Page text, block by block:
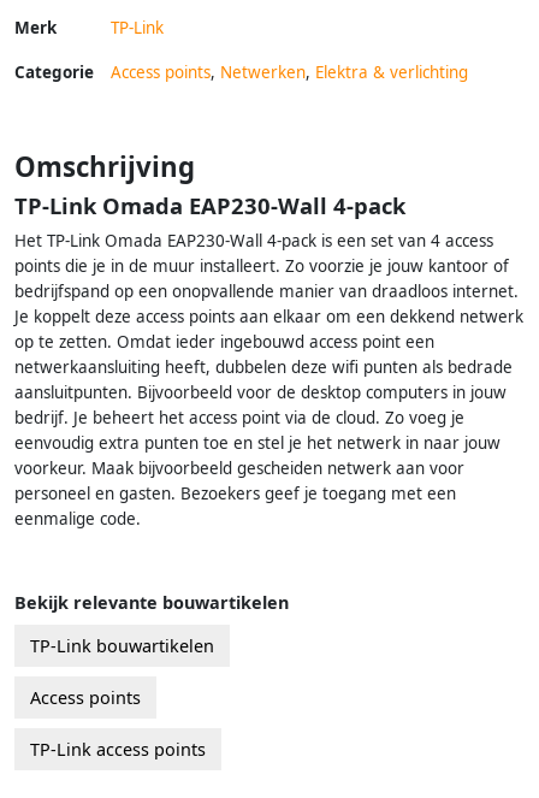
Merk TP-Link
Categorie Access points, Netwerken, Elektra & verlichting
Omschrijving
TP-Link Omada EAP230-Wall 4-pack
Het TP-Link Omada EAP230-Wall 4-pack is een set van 4 access
points die je in de muur installeert. Zo voorzie je jouw kantoor of
bedrijfspand op een onopvallende manier van draadloos internet.
Je koppelt deze access points aan elkaar om een dekkend netwerk
op te zetten. Omdat ieder ingebouwd access point een
netwerkaansluiting heeft, dubbelen deze wifi punten als bedrade
aansluitpunten. Bijvoorbeeld voor de desktop computers in jouw
bedrijf. Je beheert het access point via de cloud. Zo voeg je
eenvoudig extra punten toe en stel je het netwerk in naar jouw
voorkeur. Maak bijvoorbeeld gescheiden netwerk aan voor
personeel en gasten. Bezoekers geef je toegang met een
eenmalige code.
Bekijk relevante bouwartikelen
TP-Link bouwartikelen
Access points
TP-Link access points